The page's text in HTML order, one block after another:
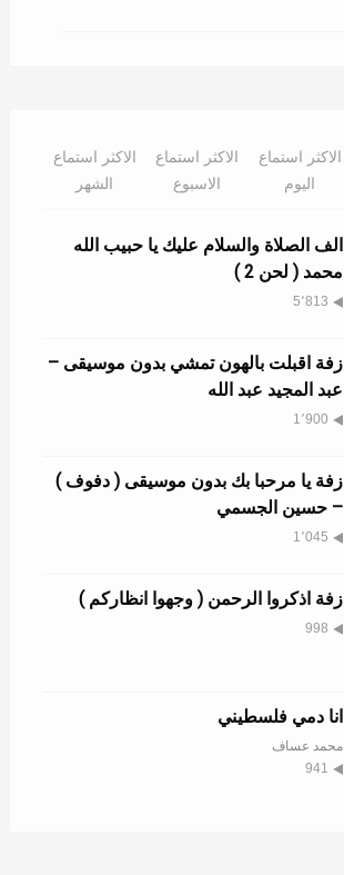
الاكثر استماع
اليوم
الاكثر استماع
الاسبوع
الاكثر استماع
الشهر
الف الصلاة والسلام عليك يا حبيب الله
محمد ( لحن 2 )
5٬813
زفة اقبلت بالهون تمشي بدون موسيقى –
عبد المجيد عبد الله
1٬900
زفة يا مرحبا بك بدون موسيقى ( دفوف )
– حسين الجسمي
1٬045
زفة اذكروا الرحمن ( وجهوا انظاركم )
998
انا دمي فلسطيني
محمد عساف
941